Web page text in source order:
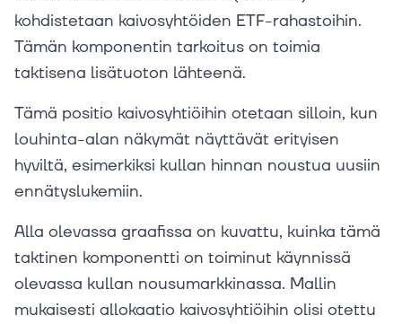
kohdistetaan kaivosyhtöiden ETF-rahastoihin.
Tämän komponentin tarkoitus on toimia
taktisena lisätuoton lähteenä.
Tämä positio kaivosyhtiöihin otetaan silloin, kun
louhinta-alan näkymät näyttävät erityisen
hyviltä, esimerkiksi kullan hinnan noustua uusiin
ennätyslukemiin.
Alla olevassa graafissa on kuvattu, kuinka tämä
taktinen komponentti on toiminut käynnissä
olevassa kullan nousumarkkinassa. Mallin
mukaisesti allokaatio kaivosyhtiöihin olisi otettu